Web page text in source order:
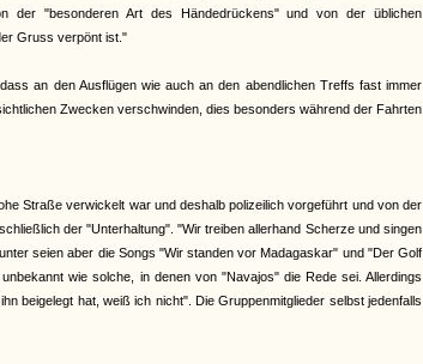
der "besonderen Art des Händedrückens" und von der üblichen
Gruss verpönt ist."
an den Ausflügen wie auch an den abendlichen Treffs fast immer
Zwecken verschwinden, dies besonders während der Fahrten
Straße verwickelt war und deshalb polizeilich vorgeführt und von der
der "Unterhaltung". "Wir treiben allerhand Scherze und singen
seien aber die Songs "Wir standen vor Madagaskar" und "Der Golf
wie solche, in denen von "Navajos" die Rede sei. Allerdings
beigelegt hat, weiß ich nicht". Die Gruppenmitglieder selbst jedenfalls